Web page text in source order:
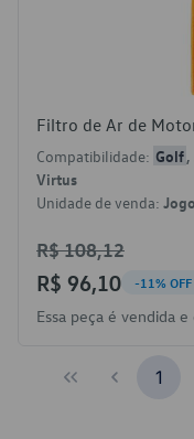
Filtro de Ar de
Compatibilidade: Golf
Virtus
Unidade de venda: Jogo
R$ 108,12
R$ 96,10 -11% OFF
Essa peça é vendida
1